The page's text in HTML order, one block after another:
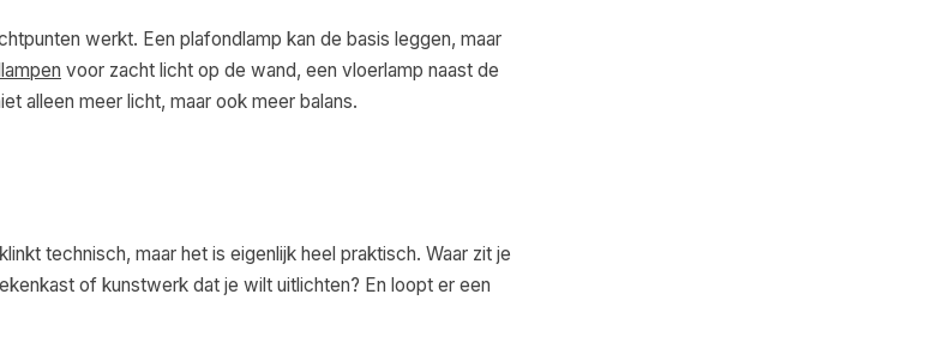
werkt. Een plafondlamp kan de basis leggen, maar
voor zacht licht op de wand, een vloerlamp naast de
alleen meer licht, maar ook meer balans.
technisch, maar het is eigenlijk heel praktisch. Waar zit je
of kunstwerk dat je wilt uitlichten? En loopt er een